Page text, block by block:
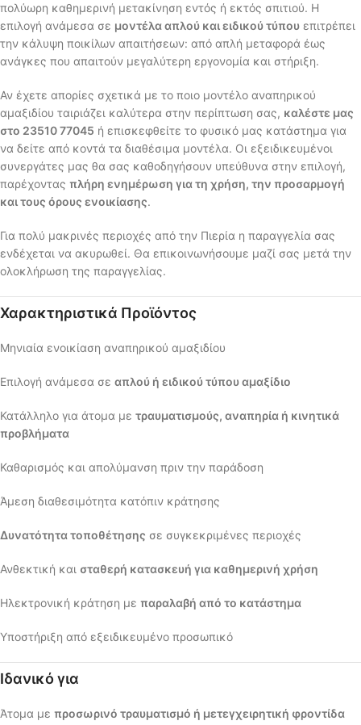
πολύωρη καθημερινή μετακίνηση εντός ή εκτός σπιτιού. Η
επιλογή ανάμεσα σε μοντέλα απλού και ειδικού τύπου επιτρέπει
την κάλυψη ποικίλων απαιτήσεων: από απλή μεταφορά έως
ανάγκες που απαιτούν μεγαλύτερη εργονομία και στήριξη.
Αν έχετε απορίες σχετικά με το ποιο μοντέλο αναπηρικού
αμαξιδίου ταιριάζει καλύτερα στην περίπτωση σας, καλέστε μας
στο 23510 77045 ή επισκεφθείτε το φυσικό μας κατάστημα για
να δείτε από κοντά τα διαθέσιμα μοντέλα. Οι εξειδικευμένοι
συνεργάτες μας θα σας καθοδηγήσουν υπεύθυνα στην επιλογή,
παρέχοντας πλήρη ενημέρωση για τη χρήση, την προσαρμογή
και τους όρους ενοικίασης.
Για πολύ μακρινές περιοχές από την Πιερία η παραγγελία σας
ενδέχεται να ακυρωθεί. Θα επικοινωνήσουμε μαζί σας μετά την
ολοκλήρωση της παραγγελίας.
Χαρακτηριστικά Προϊόντος
Μηνιαία ενοικίαση αναπηρικού αμαξιδίου
Επιλογή ανάμεσα σε απλού ή ειδικού τύπου αμαξίδιο
Κατάλληλο για άτομα με τραυματισμούς, αναπηρία ή κινητικά
προβλήματα
Καθαρισμός και απολύμανση πριν την παράδοση
Άμεση διαθεσιμότητα κατόπιν κράτησης
Δυνατότητα τοποθέτησης σε συγκεκριμένες περιοχές
Ανθεκτική και σταθερή κατασκευή για καθημερινή χρήση
Ηλεκτρονική κράτηση με παραλαβή από το κατάστημα
Υποστήριξη από εξειδικευμένο προσωπικό
Ιδανικό για
Άτομα με προσωρινό τραυματισμό ή μετεγχειρητική φροντίδα